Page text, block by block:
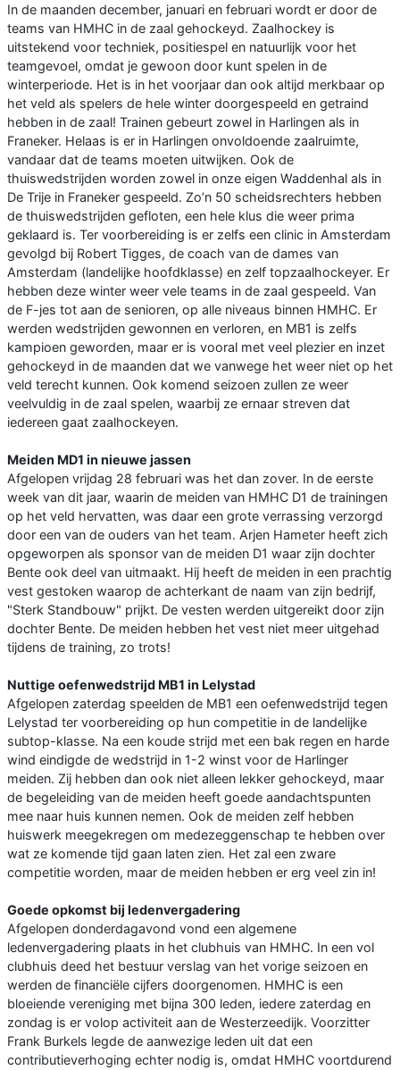
In de maanden december, januari en februari wordt er door de
teams van HMHC in de zaal gehockeyd. Zaalhockey is
uitstekend voor techniek, positiespel en natuurlijk voor het
teamgevoel, omdat je gewoon door kunt spelen in de
winterperiode. Het is in het voorjaar dan ook altijd merkbaar op
het veld als spelers de hele winter doorgespeeld en getraind
hebben in de zaal! Trainen gebeurt zowel in Harlingen als in
Franeker. Helaas is er in Harlingen onvoldoende zaalruimte,
vandaar dat de teams moeten uitwijken. Ook de
thuiswedstrijden worden zowel in onze eigen Waddenhal als in
De Trije in Franeker gespeeld. Zo’n 50 scheidsrechters hebben
de thuiswedstrijden gefloten, een hele klus die weer prima
geklaard is. Ter voorbereiding is er zelfs een clinic in Amsterdam
gevolgd bij Robert Tigges, de coach van de dames van
Amsterdam (landelijke hoofdklasse) en zelf topzaalhockeyer. Er
hebben deze winter weer vele teams in de zaal gespeeld. Van
de F-jes tot aan de senioren, op alle niveaus binnen HMHC. Er
werden wedstrijden gewonnen en verloren, en MB1 is zelfs
kampioen geworden, maar er is vooral met veel plezier en inzet
gehockeyd in de maanden dat we vanwege het weer niet op het
veld terecht kunnen. Ook komend seizoen zullen ze weer
veelvuldig in de zaal spelen, waarbij ze ernaar streven dat
iedereen gaat zaalhockeyen.
Meiden MD1 in nieuwe jassen
Afgelopen vrijdag 28 februari was het dan zover. In de eerste
week van dit jaar, waarin de meiden van HMHC D1 de trainingen
op het veld hervatten, was daar een grote verrassing verzorgd
door een van de ouders van het team. Arjen Hameter heeft zich
opgeworpen als sponsor van de meiden D1 waar zijn dochter
Bente ook deel van uitmaakt. Hij heeft de meiden in een prachtig
vest gestoken waarop de achterkant de naam van zijn bedrijf,
"Sterk Standbouw" prijkt. De vesten werden uitgereikt door zijn
dochter Bente. De meiden hebben het vest niet meer uitgehad
tijdens de training, zo trots!
Nuttige oefenwedstrijd MB1 in Lelystad
Afgelopen zaterdag speelden de MB1 een oefenwedstrijd tegen
Lelystad ter voorbereiding op hun competitie in de landelijke
subtop-klasse. Na een koude strijd met een bak regen en harde
wind eindigde de wedstrijd in 1-2 winst voor de Harlinger
meiden. Zij hebben dan ook niet alleen lekker gehockeyd, maar
de begeleiding van de meiden heeft goede aandachtspunten
mee naar huis kunnen nemen. Ook de meiden zelf hebben
huiswerk meegekregen om medezeggenschap te hebben over
wat ze komende tijd gaan laten zien. Het zal een zware
competitie worden, maar de meiden hebben er erg veel zin in!
Goede opkomst bij ledenvergadering
Afgelopen donderdagavond vond een algemene
ledenvergadering plaats in het clubhuis van HMHC. In een vol
clubhuis deed het bestuur verslag van het vorige seizoen en
werden de financiële cijfers doorgenomen. HMHC is een
bloeiende vereniging met bijna 300 leden, iedere zaterdag en
zondag is er volop activiteit aan de Westerzeedijk. Voorzitter
Frank Burkels legde de aanwezige leden uit dat een
contributieverhoging echter nodig is, omdat HMHC voortdurend